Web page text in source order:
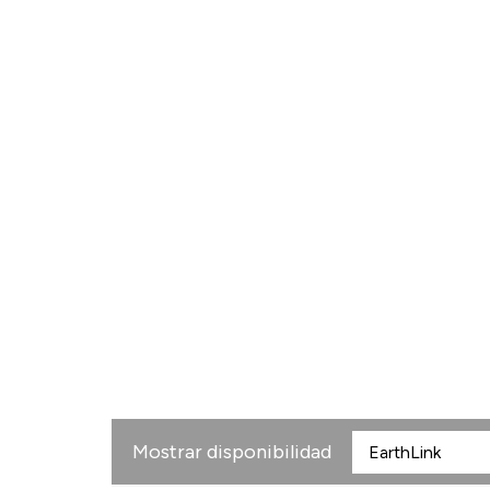
Mostrar disponibilidad